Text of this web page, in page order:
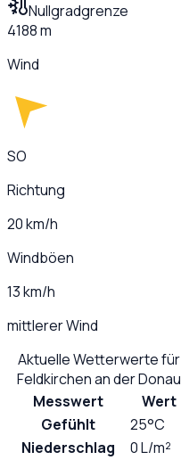
Nullgradgrenze
4188 m
Wind
SO
Richtung
20 km/h
Windböen
13 km/h
mittlerer Wind
Aktuelle Wetterwerte für
Feldkirchen an der Donau
Messwert
Wert
Gefühlt
25°C
Niederschlag
0 L/m²